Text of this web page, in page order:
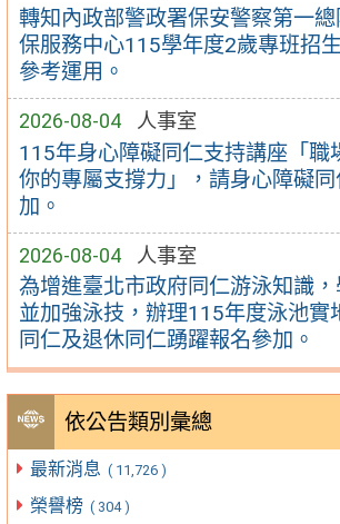
轉知內政部警政署保安警察第一
保服務中心115學年度2歲專班招
參考運用。
2026-08-04 人事室
115年身心障礙同仁支持講座「職
你的專屬支撐力」，請身心障礙
加。
2026-08-04 人事室
為增進臺北市政府同仁游泳知識
並加強泳技，辦理115年度泳池實
同仁及退休同仁踴躍報名參加。
依公告類別彙總
最新消息 ( 11,726 )
榮譽榜 ( 304 )